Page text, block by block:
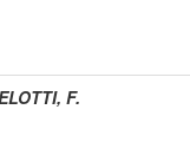
F.